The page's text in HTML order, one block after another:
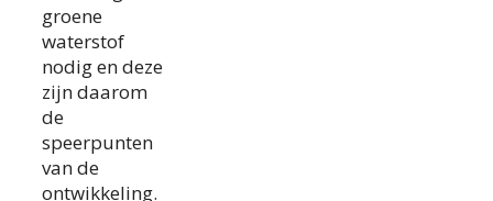
groene
waterstof
nodig en deze
zijn daarom
de
speerpunten
van de
ontwikkeling.